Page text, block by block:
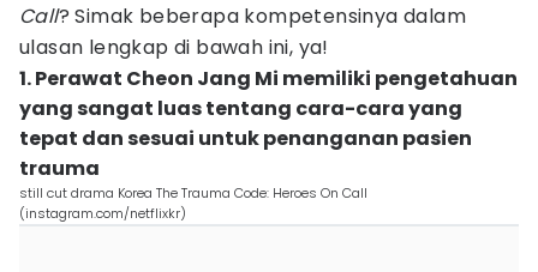
Call? Simak beberapa kompetensinya dalam
ulasan lengkap di bawah ini, ya!
1. Perawat Cheon Jang Mi memiliki pengetahuan
yang sangat luas tentang cara-cara yang
tepat dan sesuai untuk penanganan pasien
trauma
still cut drama Korea The Trauma Code: Heroes On Call
(instagram.com/netflixkr)